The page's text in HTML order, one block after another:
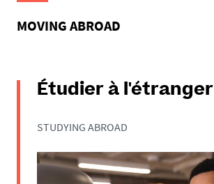
MOVING ABROAD
Étudier à l'étranger
STUDYING ABROAD